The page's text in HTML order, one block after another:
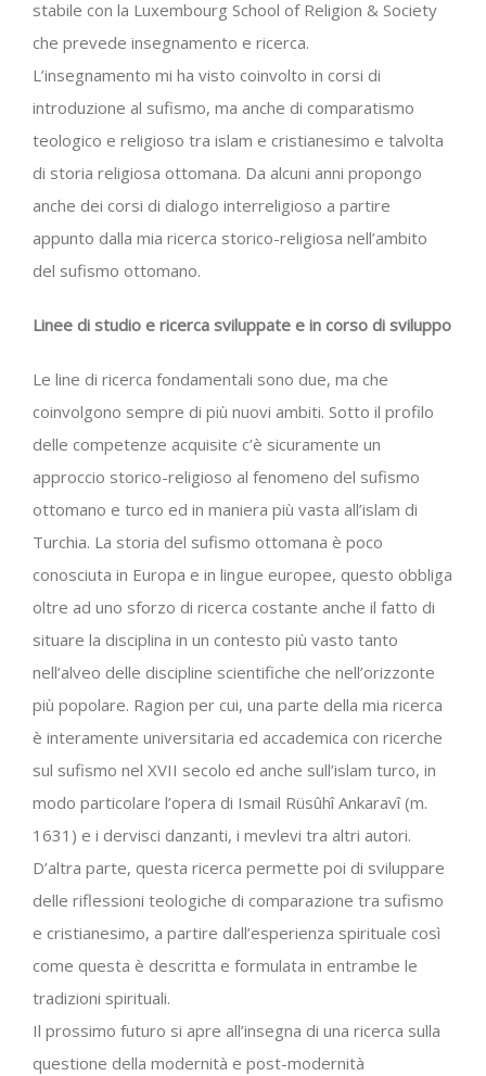
stabile con la Luxembourg School of Religion & Society
che prevede insegnamento e ricerca.
L’insegnamento mi ha visto coinvolto in corsi di
introduzione al sufismo, ma anche di comparatismo
teologico e religioso tra islam e cristianesimo e talvolta
di storia religiosa ottomana. Da alcuni anni propongo
anche dei corsi di dialogo interreligioso a partire
appunto dalla mia ricerca storico-religiosa nell’ambito
del sufismo ottomano.
Linee di studio e ricerca sviluppate e in corso di sviluppo
Le line di ricerca fondamentali sono due, ma che
coinvolgono sempre di più nuovi ambiti. Sotto il profilo
delle competenze acquisite c’è sicuramente un
approccio storico-religioso al fenomeno del sufismo
ottomano e turco ed in maniera più vasta all’islam di
Turchia. La storia del sufismo ottomana è poco
conosciuta in Europa e in lingue europee, questo obbliga
oltre ad uno sforzo di ricerca costante anche il fatto di
situare la disciplina in un contesto più vasto tanto
nell’alveo delle discipline scientifiche che nell’orizzonte
più popolare. Ragion per cui, una parte della mia ricerca
è interamente universitaria ed accademica con ricerche
sul sufismo nel XVII secolo ed anche sull’islam turco, in
modo particolare l’opera di Ismail Rüsûhî Ankaravî (m.
1631) e i dervisci danzanti, i mevlevi tra altri autori.
D’altra parte, questa ricerca permette poi di sviluppare
delle riflessioni teologiche di comparazione tra sufismo
e cristianesimo, a partire dall’esperienza spirituale così
come questa è descritta e formulata in entrambe le
tradizioni spirituali.
Il prossimo futuro si apre all’insegna di una ricerca sulla
questione della modernità e post-modernità